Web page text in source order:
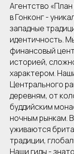
Агентство
в Гонконг -
западные
идентичность.
финансовый
историей,
характером.
Центрального
деревням, от
буддийским
ночным рынкам.
уживаются
традиции,
Наши гиды -